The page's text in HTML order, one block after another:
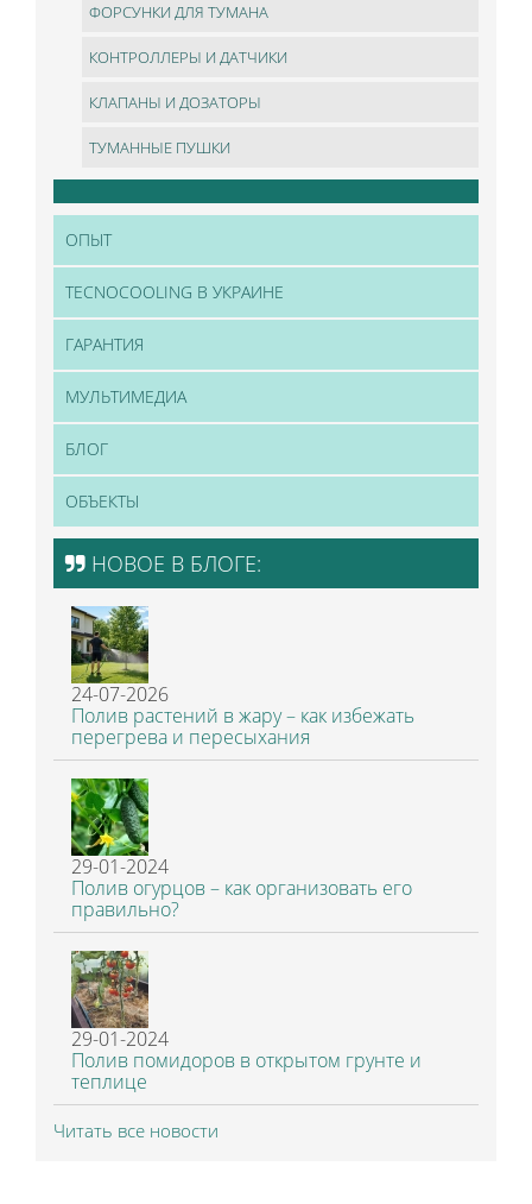
ФОРСУНКИ ДЛЯ ТУМАНА
КОНТРОЛЛЕРЫ И ДАТЧИКИ
КЛАПАНЫ И ДОЗАТОРЫ
ТУМАННЫЕ ПУШКИ
ОПЫТ
TECNOCOOLING В УКРАИНЕ
ГАРАНТИЯ
МУЛЬТИМЕДИА
БЛОГ
ОБЪЕКТЫ
НОВОЕ В БЛОГЕ:
24-07-2026
Полив растений в жару – как избежать
перегрева и пересыхания
29-01-2024
Полив огурцов – как организовать его
правильно?
29-01-2024
Полив помидоров в открытом грунте и
теплице
Читать все новости